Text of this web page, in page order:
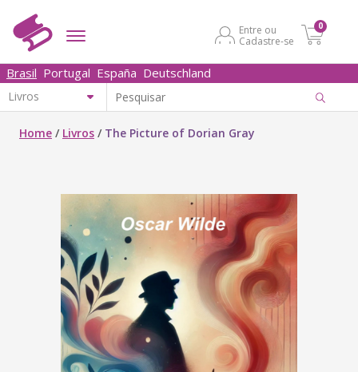
Entre ou
Cadastre-se
0
Brasil Portugal España Deutschland
Home / Livros / The Picture of Dorian Gray